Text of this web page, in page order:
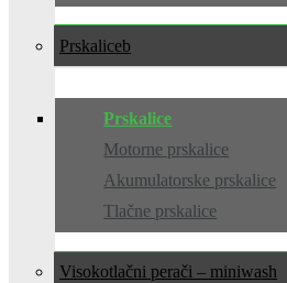
Prskalice
Prskalice
Motorne prskalice
Akumulatorske prskalice
Tlačne prskalice
Visokotlačni perači – miniwash